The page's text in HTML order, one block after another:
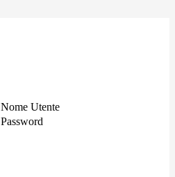
Nome Utente
Password